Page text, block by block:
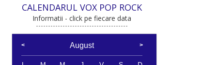
CALENDARUL VOX POP ROCK
Informatii - click pe fiecare data
August